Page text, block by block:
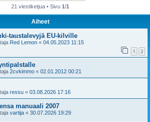
21 viestiketjua • Sivu 1/1
Aiheet
taustalevyjä EU-kilville
Red Lemon « 04.05.2023 11:15
1 2
2cvkimmo « 02.01.2012 00:21
ressu « 03.08.2026 17:16
manuaali 2007
vartija « 30.07.2026 19:29